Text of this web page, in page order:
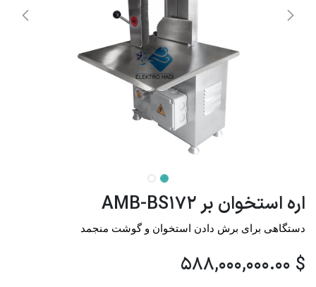
اره استخوان بر AMB-BS172
دستگاهی برای برش دادن استخوان و گوشت منجمد
$
588,000,000.00